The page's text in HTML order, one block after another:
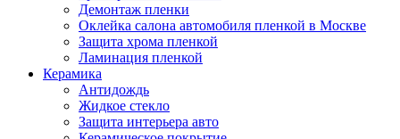
Демонтаж пленки
Оклейка салона автомобиля пленкой в Москве
Защита хрома пленкой
Ламинация пленкой
Керамика
Антидождь
Жидкое стекло
Защита интерьера авто